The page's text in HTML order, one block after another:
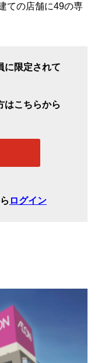
ての店舗に49の専
に限定されて
はこちらから
ログイン